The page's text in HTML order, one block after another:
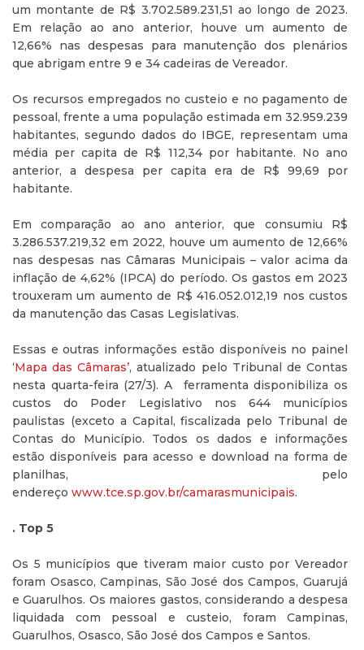
um montante de R$ 3.702.589.231,51 ao longo de 2023.
Em relação ao ano anterior, houve um aumento de
12,66% nas despesas para manutenção dos plenários
que abrigam entre 9 e 34 cadeiras de Vereador.
Os recursos empregados no custeio e no pagamento de
pessoal, frente a uma população estimada em 32.959.239
habitantes, segundo dados do IBGE, representam uma
média per capita de R$ 112,34 por habitante. No ano
anterior, a despesa per capita era de R$ 99,69 por
habitante.
Em comparação ao ano anterior, que consumiu R$
3.286.537.219,32 em 2022, houve um aumento de 12,66%
nas despesas nas Câmaras Municipais – valor acima da
inflação de 4,62% (IPCA) do período. Os gastos em 2023
trouxeram um aumento de R$ 416.052.012,19 nos custos
da manutenção das Casas Legislativas.
Essas e outras informações estão disponíveis no painel
‘Mapa das Câmaras’, atualizado pelo Tribunal de Contas
nesta quarta-feira (27/3). A ferramenta disponibiliza os
custos do Poder Legislativo nos 644 municípios
paulistas (exceto a Capital, fiscalizada pelo Tribunal de
Contas do Município. Todos os dados e informações
estão disponíveis para acesso e download na forma de
planilhas, pelo
endereço www.tce.sp.gov.br/camarasmunicipais.
. Top 5
Os 5 municípios que tiveram maior custo por Vereador
foram Osasco, Campinas, São José dos Campos, Guarujá
e Guarulhos. Os maiores gastos, considerando a despesa
liquidada com pessoal e custeio, foram Campinas,
Guarulhos, Osasco, São José dos Campos e Santos.